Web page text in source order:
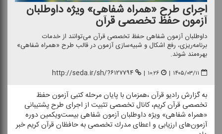
اجرای طرح «همراه شفاهی» ویژه داوطلبان
آزمون حفظ تخصصی قرآن
داوطلبان آزمون شفاهی حفظ تخصصی قرآن می‌توانند از خدمات
برنامه‌ریزی، رفع اشكال و شبیه‌سازی آزمون در قالب طرح «همراه شفاهی»
بهره‌مند شوند.
۱۴۰۵/۰۳/۱۱ | ۱۰:۲۶ | http://seda.ir/sh/?۶۱۲۷۷۹۴
به گزارش رادیو قرآن ،همزمان با پایان مرحله كتبی آزمون حفظ
تخصصی قرآن كریم، كانال تخصصی تثبیت از اجرای طرح پشتیبانی
«همراه شفاهی» ویژه داوطلبان آزمون شفاهی بیست‌ویكمین دوره
آزمون‌های ارزیابی و اعطای مدرك تخصصی به حافظان قرآن كریم خبر